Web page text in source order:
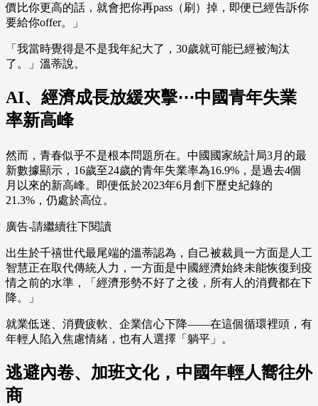
價比你更高的話，就會把你再pass（刷）掉，即便已經告訴你
要給你offer。」
「我當時覺得是不是我年紀大了，30歲就可能已經被淘汰
了。」溫蒂說。
AI、經濟成長放緩夾擊⋯中國青年失業
率新高峰
然而，青春似乎不是根本問題所在。中國國家統計局3月的最
新數據顯示，16歲至24歲的青年失業率為16.9%，是過去4個
月以來的新高峰。即便低於2023年6月創下歷史紀錄的
21.3%，仍處於高位。
廣告-請繼續往下閱讀
出生於千禧世代最尾端的溫蒂認為，自己被裁員一方面是人工
智慧正在取代傳統人力，一方面是中國經濟始終未能恢復到疫
情之前的水準，「經濟形勢不好了之後，所有人的消費都在下
降。」
就業低迷、消費疲軟、企業信心下降——在這個循環裡頭，有
年輕人陷入焦慮情緒，也有人選擇「躺平」。
逃避內卷、加班文化，中國年輕人嚮往外
商